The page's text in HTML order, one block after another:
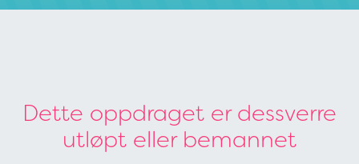
Dette oppdraget er dessverre
utløpt eller bemannet